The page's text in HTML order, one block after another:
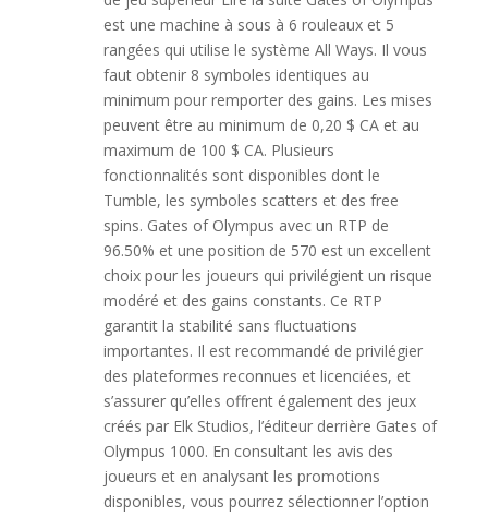
est une machine à sous à 6 rouleaux et 5
rangées qui utilise le système All Ways. Il vous
faut obtenir 8 symboles identiques au
minimum pour remporter des gains. Les mises
peuvent être au minimum de 0,20 $ CA et au
maximum de 100 $ CA. Plusieurs
fonctionnalités sont disponibles dont le
Tumble, les symboles scatters et des free
spins. Gates of Olympus avec un RTP de
96.50% et une position de 570 est un excellent
choix pour les joueurs qui privilégient un risque
modéré et des gains constants. Ce RTP
garantit la stabilité sans fluctuations
importantes. Il est recommandé de privilégier
des plateformes reconnues et licenciées, et
s’assurer qu’elles offrent également des jeux
créés par Elk Studios, l’éditeur derrière Gates of
Olympus 1000. En consultant les avis des
joueurs et en analysant les promotions
disponibles, vous pourrez sélectionner l’option